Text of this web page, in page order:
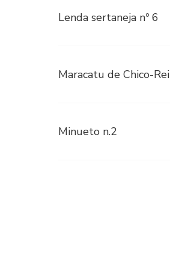
Lenda sertaneja nº 6
Maracatu de Chico-Rei
Minueto n.2